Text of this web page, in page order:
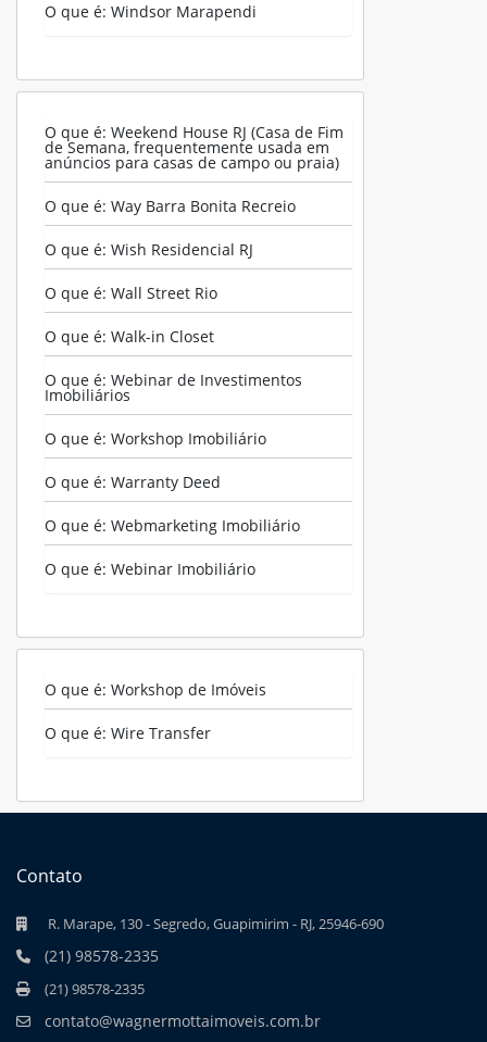
O que é: Windsor Marapendi
O que é: Weekend House RJ (Casa de Fim
de Semana, frequentemente usada em
anúncios para casas de campo ou praia)
O que é: Way Barra Bonita Recreio
O que é: Wish Residencial RJ
O que é: Wall Street Rio
O que é: Walk-in Closet
O que é: Webinar de Investimentos
Imobiliários
O que é: Workshop Imobiliário
O que é: Warranty Deed
O que é: Webmarketing Imobiliário
O que é: Webinar Imobiliário
O que é: Workshop de Imóveis
O que é: Wire Transfer
Contato
R. Marape, 130 - Segredo, Guapimirim - RJ, 25946-690
(21) 98578-2335
(21) 98578-2335
contato@wagnermottaimoveis.com.br